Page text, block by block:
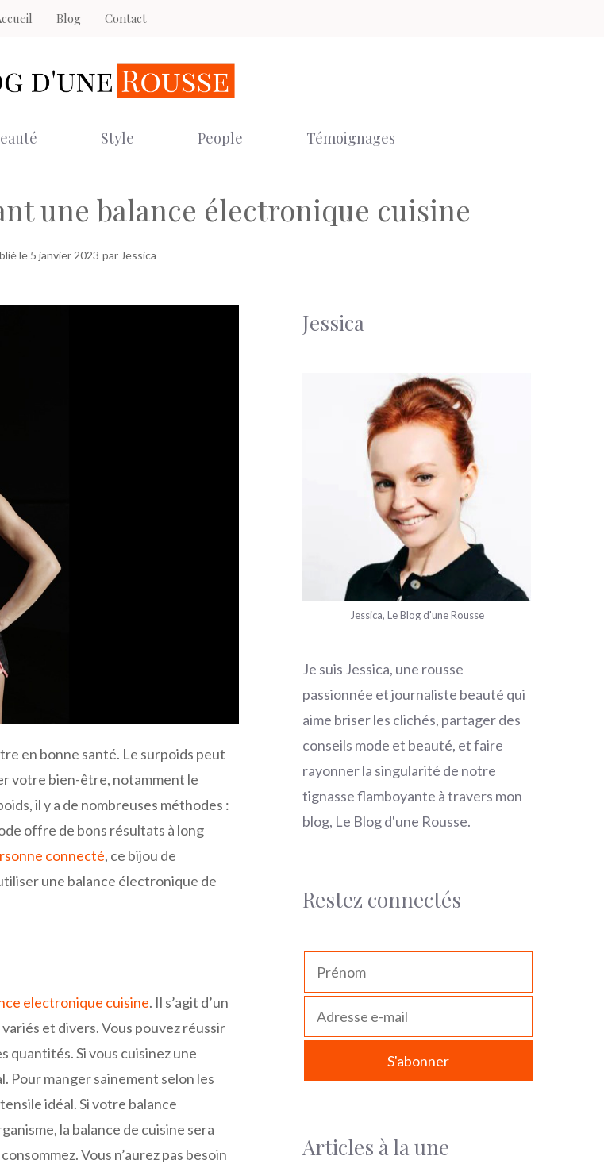
Blog Contact
Style People Témoignages
une balance électronique cuisine
le 5 janvier 2023 par Jessica
en bonne santé. Le surpoids peut
votre bien-être, notamment le
il y a de nombreuses méthodes :
offre de bons résultats à long
connecté, ce bijou de
une balance électronique de
electronique cuisine. Il s’agit d’un
et divers. Vous pouvez réussir
quantités. Si vous cuisinez une
Pour manger sainement selon les
idéal. Si votre balance
la balance de cuisine sera
Vous n’aurez pas besoin
Jessica
Jessica, Le Blog d'une Rousse
Je suis Jessica, une rousse
passionnée et journaliste beauté qui
aime briser les clichés, partager des
conseils mode et beauté, et faire
rayonner la singularité de notre
tignasse flamboyante à travers mon
blog, Le Blog d'une Rousse.
Restez connectés
Articles à la une